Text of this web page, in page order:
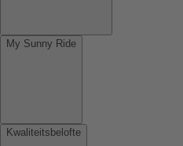
My Sunny Ride
Kwaliteitsbelofte